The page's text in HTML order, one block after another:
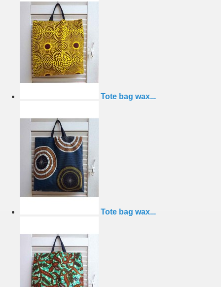
Tote bag wax...
Tote bag wax...